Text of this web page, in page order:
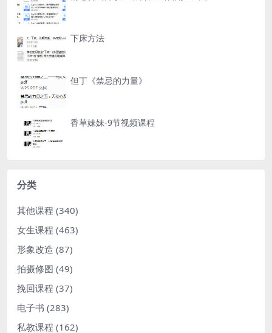
下床方法
但丁《禁忌的力量》
香草妹妹-9节视频课程
分类
其他课程 (340)
女生课程 (463)
形象改造 (87)
拍摄修图 (49)
挽回课程 (37)
电子书 (283)
私教课程 (162)